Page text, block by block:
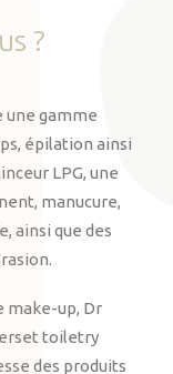
?
une gamme
épilation ainsi
LPG, une
manucure,
ainsi que des
make-up, Dr
toiletry
des produits